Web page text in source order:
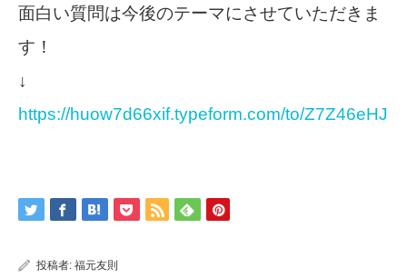
面白い質問は今後のテーマにさせていただきま
す！
↓
https://huow7d66xif.typeform.com/to/Z7Z46eHJ
投稿者: 福元友則